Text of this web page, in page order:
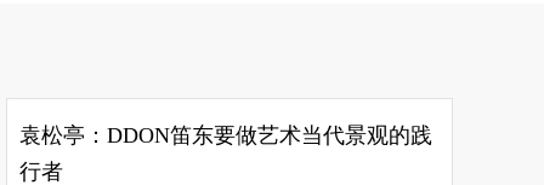
袁松亭：DDON笛东要做艺术当代景观的践
行者